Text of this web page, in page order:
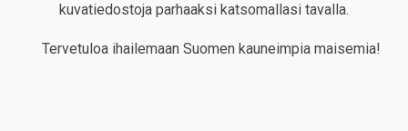
kuvatiedostoja parhaaksi katsomallasi tavalla.
Tervetuloa ihailemaan Suomen kauneimpia maisemia!